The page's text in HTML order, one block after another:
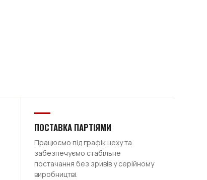
ПОСТАВКА ПАРТІЯМИ
Працюємо під графік цеху та
забезпечуємо стабільне
постачання без зривів у серійному
виробництві.